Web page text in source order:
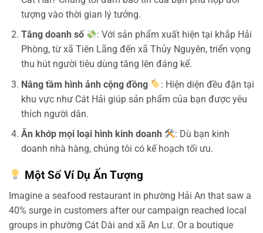
tượng vào thời gian lý tưởng.
Tăng doanh số
: Với sản phẩm xuất hiện tại khắp Hải
Phòng, từ xã Tiên Lãng đến xã Thủy Nguyên, triển vọng
thu hút người tiêu dùng tăng lên đáng kể.
Nâng tầm hình ảnh cộng đồng
: Hiện diện đều đặn tại
khu vực như Cát Hải giúp sản phẩm của bạn được yêu
thích người dân.
Ăn khớp mọi loại hình kinh doanh
: Dù bạn kinh
doanh nhà hàng, chúng tôi có kế hoạch tối ưu.
Một Số Ví Dụ Ấn Tượng
Imagine a seafood restaurant in phường Hải An that saw a
40% surge in customers after our campaign reached local
groups in phường Cát Dài and xã An Lư. Or a boutique